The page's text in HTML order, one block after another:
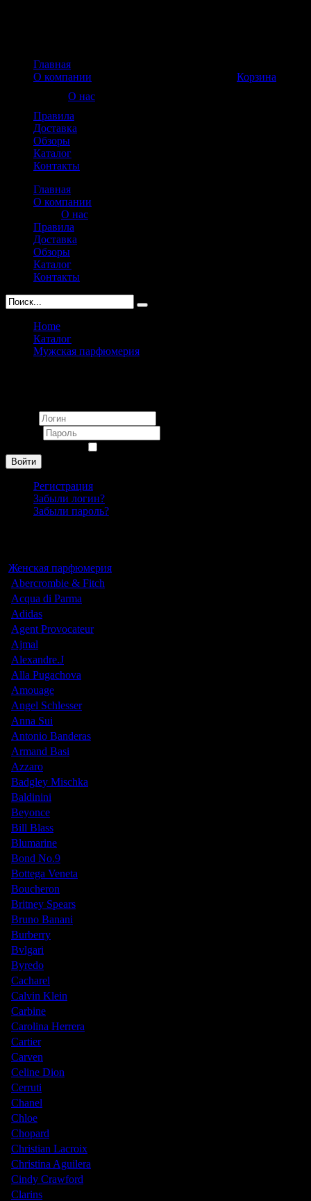
Корзина
Главная
О компании
О нас
Правила
Доставка
Обзоры
Каталог
Контакты
Главная
О компании
О нас
Правила
Доставка
Обзоры
Каталог
Контакты
Home
Каталог
Мужская парфюмерия
Войти
Регистрация
Забыли логин?
Забыли пароль?
Женская парфюмерия
Abercrombie & Fitch
Acqua di Parma
Adidas
Agent Provocateur
Ajmal
Alexandre.J
Alla Pugachova
Amouage
Angel Schlesser
Anna Sui
Antonio Banderas
Armand Basi
Azzaro
Badgley Mischka
Baldinini
Beyonce
Bill Blass
Blumarine
Bond No.9
Bottega Veneta
Boucheron
Britney Spears
Bruno Banani
Burberry
Bvlgari
Byredo
Cacharel
Calvin Klein
Carbine
Carolina Herrera
Cartier
Carven
Celine Dion
Cerruti
Chanel
Chloe
Chopard
Christian Lacroix
Christina Aguilera
Cindy Crawford
Clarins